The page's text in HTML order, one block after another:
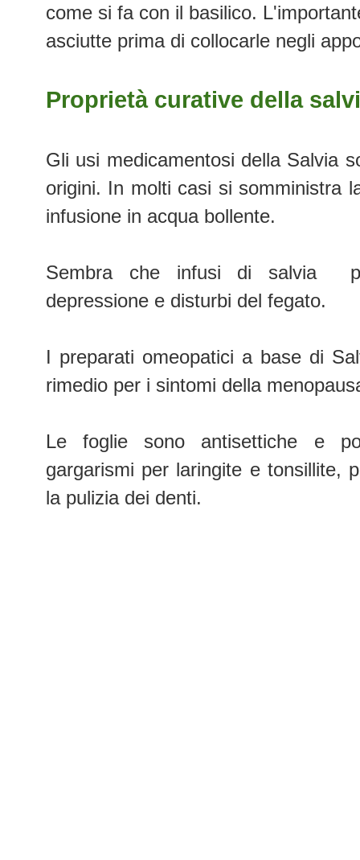
come si fa con il basilico.
asciutte prima di collocarle negli
Proprietà curative della
Gli usi medicamentosi della Salvia
origini. In molti casi si somministra
infusione in acqua bollente.
Sembra che infusi di salvia
depressione e disturbi del fegato.
I preparati omeopatici a base di
rimedio per i sintomi della
Le foglie sono antisettiche e
gargarismi per laringite e tonsillite,
la pulizia dei denti.